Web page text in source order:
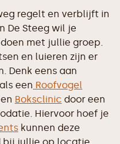
regelt en verblijft in
De Steeg wil je
met jullie groep.
en luieren zijn er
Denk eens aan
een Roofvogel
Boksclinic door een
Hiervoor hoef je
kunnen deze